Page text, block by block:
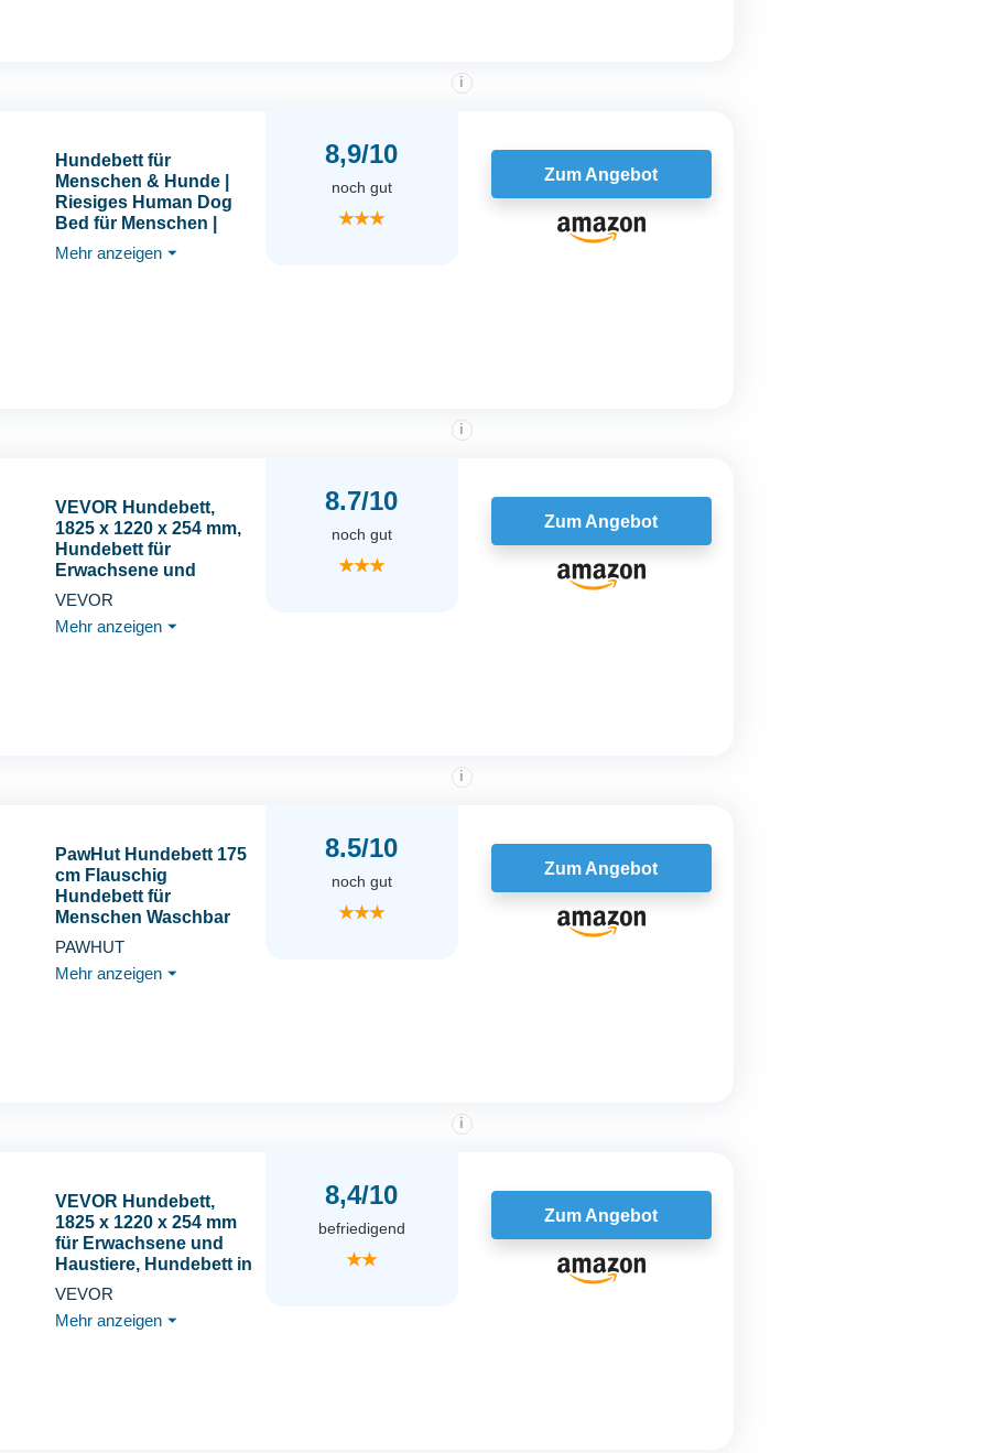
Hundebett für
Menschen & Hunde |
Riesiges Human Dog
Bed für Menschen |
Warmes & bequemes
Beanbag Bed |
Mehr anzeigen ⏷
8,9/10
i
noch gut
★★★
Zum Angebot
VEVOR Hundebett,
1825 x 1220 x 254 mm,
Hundebett für
Erwachsene und
Haustiere, Hundebett in
Menschengröße mit
waschbarem
VEVOR
Mehr anzeigen ⏷
8.7/10
i
noch gut
★★★
Zum Angebot
PawHut Hundebett 175
cm Flauschig
Hundebett für
Menschen Waschbar
Hundekissen
Orthopädisch
Haustierbett mit
PAWHUT
Mehr anzeigen ⏷
8.5/10
i
noch gut
★★★
Zum Angebot
VEVOR Hundebett,
1825 x 1220 x 254 mm
für Erwachsene und
Haustiere, Hundebett in
Menschengröße mit
waschbarem
Kunstkaninchenfell,
VEVOR
Mehr anzeigen ⏷
8,4/10
i
befriedigend
★★
Zum Angebot